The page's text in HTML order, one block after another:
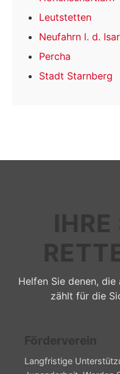
Leutstetten
Neufahrn l. d. Isar
Percha
Stadt Starnberg
Helfen Sie denen,
zählt für die
Förderverein
Langfristige